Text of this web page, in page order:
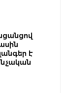
է